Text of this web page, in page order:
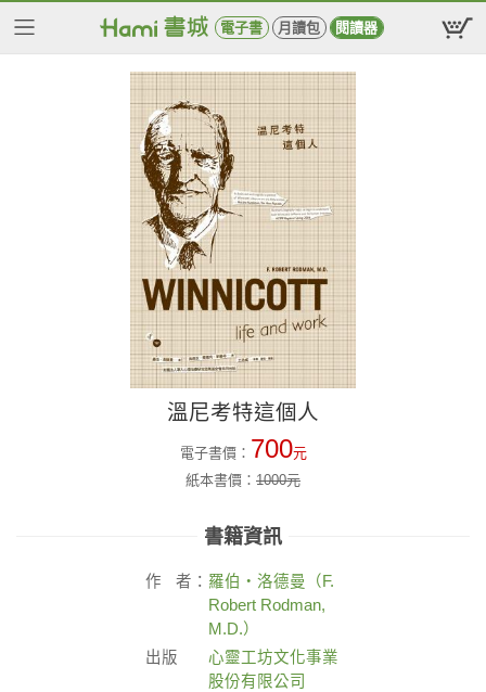
電子書 月讀包 閱讀器
溫尼考特這個人
電子書價： 700元
紙本書價： 1000元
書籍資訊
作 者： 羅伯‧洛德曼（F.
Robert Rodman,
M.D.）
出版
心靈工坊文化事業
股份有限公司